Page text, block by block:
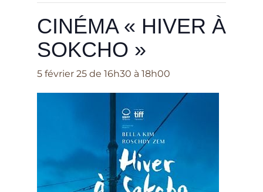
CINÉMA « HIVER À
SOKCHO »
5 février 25 de 16h30 à 18h00